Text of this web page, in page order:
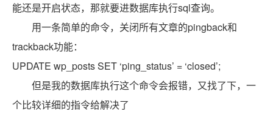
能还是开启状态，那就要进数据库执行sql查询。
用一条简单的命令，关闭所有文章的pingback和
trackback功能：
UPDATE wp_postsSET ‘ping_status’ = ‘closed’;
但是我的数据库执行这个命令会报错，又找了下，一
个比较详细的指令给解决了